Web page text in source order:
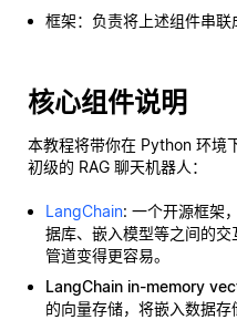
框架：负责将上述组件串联
核心组件说明
本教程将带你在 Python 环境
初级的 RAG 聊天机器人：
LangChain: 一个开源框架
据库、嵌入模型等之间的交
管道变得更容易。
LangChain in-memory
的向量存储，将嵌入数据